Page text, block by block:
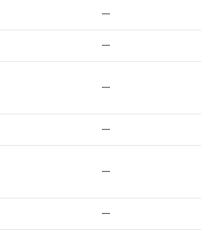
—
—
—
—
—
—